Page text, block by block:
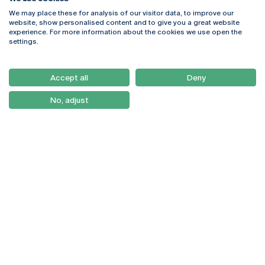
Rua Diogo Botelho 1327
4169-005 Porto
+351 226 196 240
Campus Online
Webmail
Como Chegar
Newsletter
We may place these for analysis of our visitor data, to improve our
website, show personalised content and to give you a great website
experience. For more information about the cookies we use open the
settings.
Accept all Deny
No, adjust